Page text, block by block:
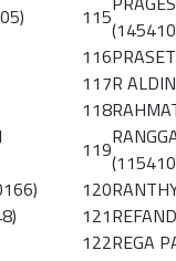
115
116
117R
118
119
120
121
122REGA